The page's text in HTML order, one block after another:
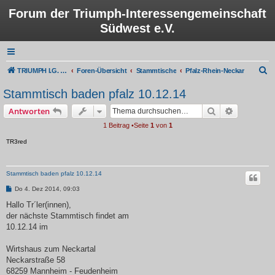
Forum der Triumph-Interessengemeinschaft
Südwest e.V.
TRIUMPH I.G. Südwest e.V. Foren-Übersicht Stammtische Pfalz-Rhein-Neckar
Stammtisch baden pfalz 10.12.14
Antworten Suche
1 Beitrag •Seite 1 von 1
TR3red
Stammtisch baden pfalz 10.12.14
B
i
r
a
Do 4. Dez 2014, 09:03
Hallo Tr´ler(innen),
der nächste Stammtisch findet am
10.12.14 im
Wirtshaus zum Neckartal
Neckarstraße 58
68259 Mannheim - Feudenheim